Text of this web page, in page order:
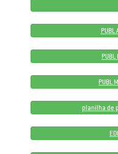
PUBL
PUBL
PUBL
planilha de